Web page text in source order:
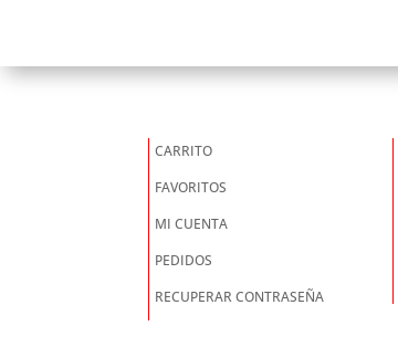
CARRITO
FAVORITOS
MI CUENTA
PEDIDOS
RECUPERAR CONTRASEÑA